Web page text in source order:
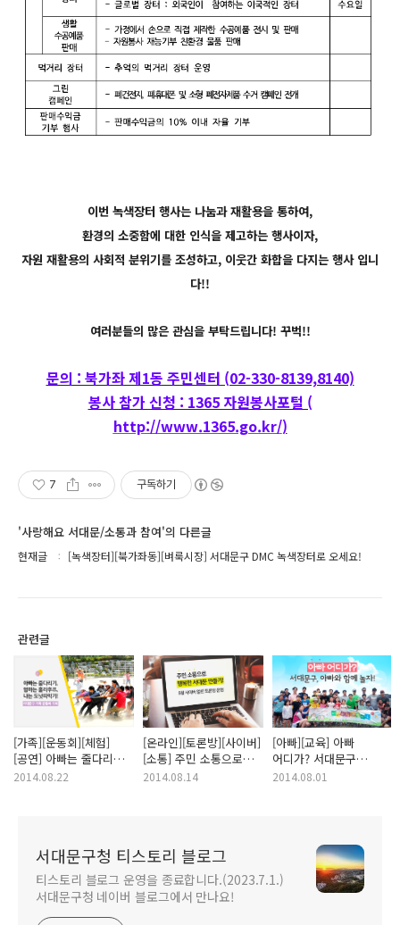
이번 녹색장터 행사는 나눔과 재활용을 통하여,
환경의 소중함에 대한 인식을 제고하는 행사이자,
자원 재활용의 사회적 분위기를 조성하고, 이웃간 화합을 다지는 행사 입니
다!!
여러분들의 많은 관심을 부탁드립니다! 꾸벅!!
문의 : 북가좌 제1동 주민센터 (02-330-8139,8140)
봉사 참가 신청 : 1365 자원봉사포털 (
http://www.1365.go.kr/)
7 구독하기
'사랑해요 서대문/소통과 참여'의 다른글
현재글 [녹색장터][북가좌동][벼룩시장] 서대문구 DMC 녹색장터로 오세요!
관련글
[가족][운동회][체험]
[공연] 아빠는 줄다리기,
엄마는 훌라후프, 나는
2014.08.22
[온라인][토론방][사이버]
[소통] 주민 소통으로
행복한 서대문 만들기!
2014.08.14
[아빠][교육] 아빠
어디가? 서대문구
아빠와 함께 놀자!
2014.08.01
서대문구청 티스토리 블로그
티스토리 블로그 운영을 종료합니다.(2023.7.1.)
서대문구청 네이버 블로그에서 만나요!